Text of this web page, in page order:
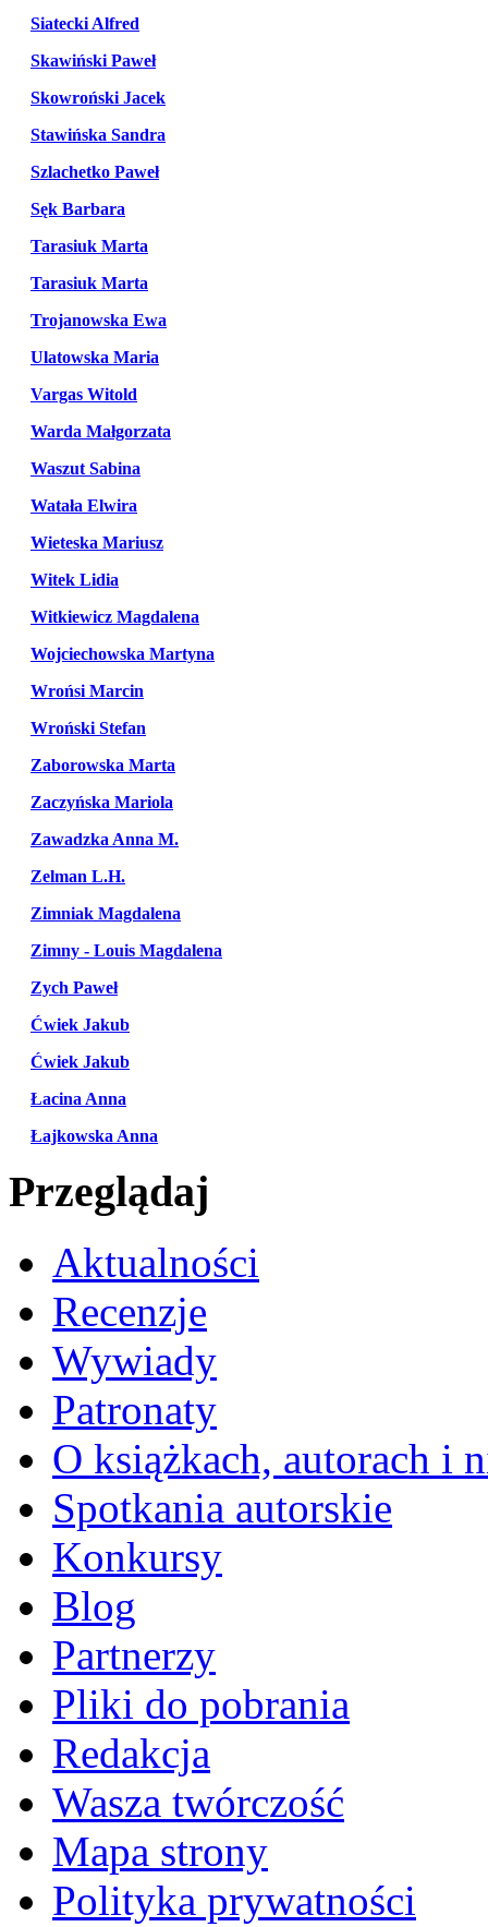
Siatecki Alfred
Skawiński Paweł
Skowroński Jacek
Stawińska Sandra
Szlachetko Paweł
Sęk Barbara
Tarasiuk Marta
Tarasiuk Marta
Trojanowska Ewa
Ulatowska Maria
Vargas Witold
Warda Małgorzata
Waszut Sabina
Watała Elwira
Wieteska Mariusz
Witek Lidia
Witkiewicz Magdalena
Wojciechowska Martyna
Wrońsi Marcin
Wroński Stefan
Zaborowska Marta
Zaczyńska Mariola
Zawadzka Anna M.
Zelman L.H.
Zimniak Magdalena
Zimny - Louis Magdalena
Zych Paweł
Ćwiek Jakub
Ćwiek Jakub
Łacina Anna
Łajkowska Anna
Przeglądaj
Aktualności
Recenzje
Wywiady
Patronaty
O książkach, autorach i
Spotkania autorskie
Konkursy
Blog
Partnerzy
Pliki do pobrania
Redakcja
Wasza twórczość
Mapa strony
Polityka prywatności